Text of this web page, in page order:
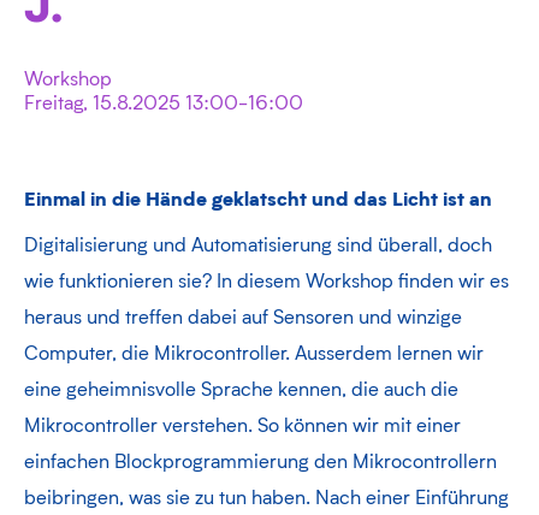
Workshop
Freitag, 15.8.2025 13:00-16:00
Einmal in die Hände geklatscht und das Licht ist an
Digitalisierung und Automatisierung sind überall, doch
wie funktionieren sie? In diesem Workshop finden wir es
heraus und treffen dabei auf Sensoren und winzige
Computer, die Mikrocontroller. Ausserdem lernen wir
eine geheimnisvolle Sprache kennen, die auch die
Mikrocontroller verstehen. So können wir mit einer
einfachen Blockprogrammierung den Mikrocontrollern
beibringen, was sie zu tun haben. Nach einer Einführung